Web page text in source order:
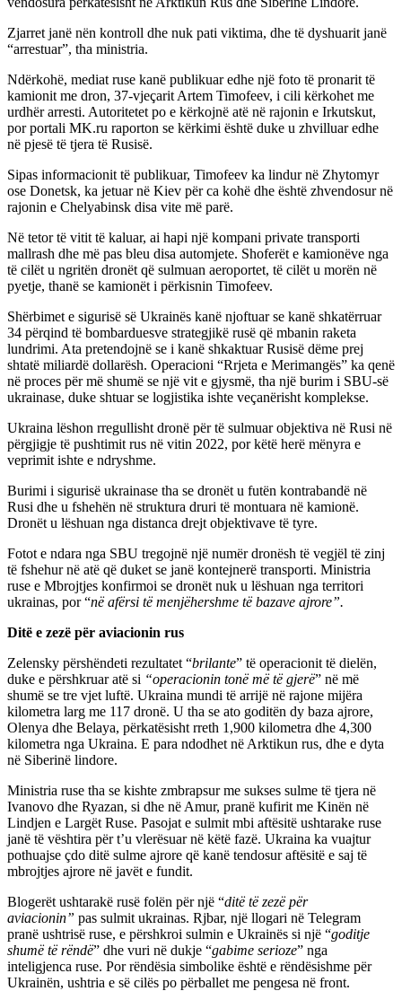
Zjarret janë nën kontroll dhe nuk pati viktima, dhe të dyshuarit janë
“arrestuar”, tha ministria.
Ndërkohë, mediat ruse kanë publikuar edhe një foto të pronarit të
kamionit me dron, 37-vjeçarit Artem Timofeev, i cili kërkohet me
urdhër arresti. Autoritetet po e kërkojnë atë në rajonin e Irkutskut,
por portali MK.ru raporton se kërkimi është duke u zhvilluar edhe
në pjesë të tjera të Rusisë.
Sipas informacionit të publikuar, Timofeev ka lindur në Zhytomyr
ose Donetsk, ka jetuar në Kiev për ca kohë dhe është zhvendosur në
rajonin e Chelyabinsk disa vite më parë.
Në tetor të vitit të kaluar, ai hapi një kompani private transporti
mallrash dhe më pas bleu disa automjete. Shoferët e kamionëve nga
të cilët u ngritën dronët që sulmuan aeroportet, të cilët u morën në
pyetje, thanë se kamionët i përkisnin Timofeev.
Shërbimet e sigurisë së Ukrainës kanë njoftuar se kanë shkatërruar
34 përqind të bombarduesve strategjikë rusë që mbanin raketa
lundrimi. Ata pretendojnë se i kanë shkaktuar Rusisë dëme prej
shtatë miliardë dollarësh. Operacioni “Rrjeta e Merimangës” ka qenë
në proces për më shumë se një vit e gjysmë, tha një burim i SBU-së
ukrainase, duke shtuar se logjistika ishte veçanërisht komplekse.
Ukraina lëshon rregullisht dronë për të sulmuar objektiva në Rusi në
përgjigje të pushtimit rus në vitin 2022, por këtë herë mënyra e
veprimit ishte e ndryshme.
Burimi i sigurisë ukrainase tha se dronët u futën kontrabandë në
Rusi dhe u fshehën në struktura druri të montuara në kamionë.
Dronët u lëshuan nga distanca drejt objektivave të tyre.
Fotot e ndara nga SBU tregojnë një numër dronësh të vegjël të zinj
të fshehur në atë që duket se janë kontejnerë transporti. Ministria
ruse e Mbrojtjes konfirmoi se dronët nuk u lëshuan nga territori
ukrainas, por “në afërsi të menjëhershme të bazave ajrore”.
Ditë e zezë për aviacionin rus
Zelensky përshëndeti rezultatet “brilante” të operacionit të dielën,
duke e përshkruar atë si “operacionin tonë më të gjerë” në më
shumë se tre vjet luftë. Ukraina mundi të arrijë në rajone mijëra
kilometra larg me 117 dronë. U tha se ato goditën dy baza ajrore,
Olenya dhe Belaya, përkatësisht rreth 1,900 kilometra dhe 4,300
kilometra nga Ukraina. E para ndodhet në Arktikun rus, dhe e dyta
në Siberinë lindore.
Ministria ruse tha se kishte zmbrapsur me sukses sulme të tjera në
Ivanovo dhe Ryazan, si dhe në Amur, pranë kufirit me Kinën në
Lindjen e Largët Ruse. Pasojat e sulmit mbi aftësitë ushtarake ruse
janë të vështira për t’u vlerësuar në këtë fazë. Ukraina ka vuajtur
pothuajse çdo ditë sulme ajrore që kanë tendosur aftësitë e saj të
mbrojtjes ajrore në javët e fundit.
Blogerët ushtarakë rusë folën për një “ditë të zezë për
aviacionin” pas sulmit ukrainas. Rjbar, një llogari në Telegram
pranë ushtrisë ruse, e përshkroi sulmin e Ukrainës si një “goditje
shumë të rëndë” dhe vuri në dukje “gabime serioze” nga
inteligjenca ruse. Por rëndësia simbolike është e rëndësishme për
Ukrainën, ushtria e së cilës po përballet me pengesa në front.